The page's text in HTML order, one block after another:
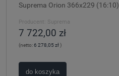
Suprema Orion 366x229 (16:10)
Producent: Suprema
7 722,00 zł
(netto:6 278,05 zł)
do koszyka